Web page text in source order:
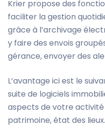
Krier propose des
faciliter la gestion
grâce à l’archivage
y faire des envois
gérance, envoyer des
L’avantage ici est le
suite de logiciels
aspects de votre activité
patrimoine, état des